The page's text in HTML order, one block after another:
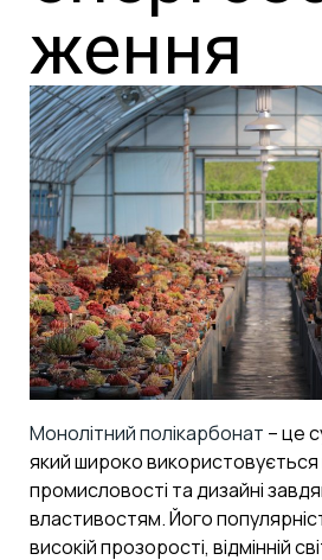
ження
Монолітний полікарбонат – це
який широко використовується
промисловості та дизайні
властивостям. Його
високій прозорості, відмінній